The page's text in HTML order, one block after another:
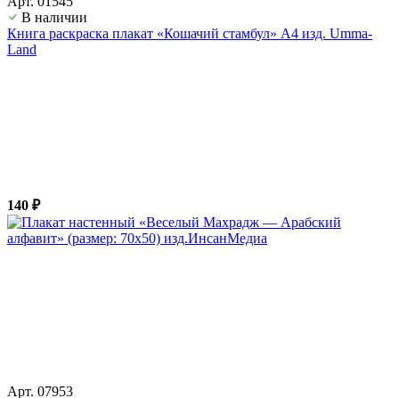
В наличии
Книга раскраска плакат «Кошачий стамбул» А4 изд. Umma-
Land
140 ₽
Арт. 07953